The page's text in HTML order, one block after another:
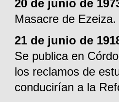
20 de junio de
Masacre de Ezeiza.
21 de junio de
Se publica en
los reclamos de
conducirían a la